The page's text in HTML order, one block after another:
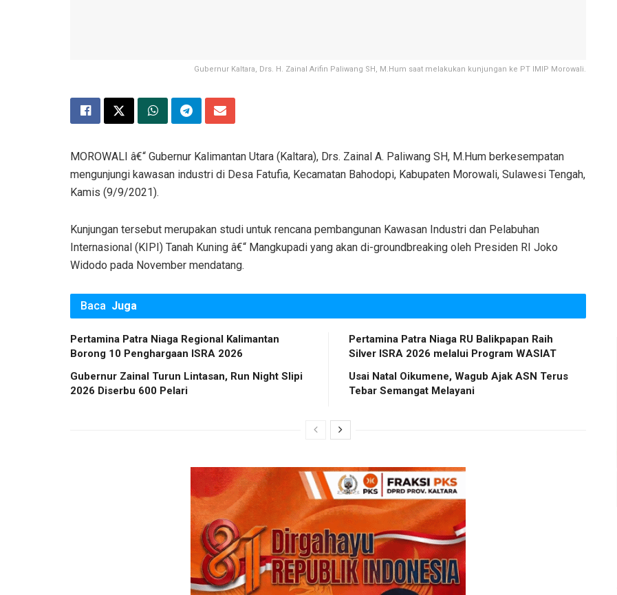
Gubernur Kaltara, Drs. H. Zainal Arifin Paliwang SH, M.Hum saat melakukan kunjungan ke PT IMIP Morowali.
MOROWALI â€“ Gubernur Kalimantan Utara (Kaltara), Drs. Zainal A. Paliwang SH, M.Hum berkesempatan
mengunjungi kawasan industri di Desa Fatufia, Kecamatan Bahodopi, Kabupaten Morowali, Sulawesi Tengah,
Kamis (9/9/2021).
Kunjungan tersebut merupakan studi untuk rencana pembangunan Kawasan Industri dan Pelabuhan
Internasional (KIPI) Tanah Kuning â€“ Mangkupadi yang akan di-groundbreaking oleh Presiden RI Joko
Widodo pada November mendatang.
Baca Juga
Pertamina Patra Niaga Regional Kalimantan
Borong 10 Penghargaan ISRA 2026
Gubernur Zainal Turun Lintasan, Run Night Slipi
2026 Diserbu 600 Pelari
Pertamina Patra Niaga RU Balikpapan Raih
Silver ISRA 2026 melalui Program WASIAT
Usai Natal Oikumene, Wagub Ajak ASN Terus
Tebar Semangat Melayani